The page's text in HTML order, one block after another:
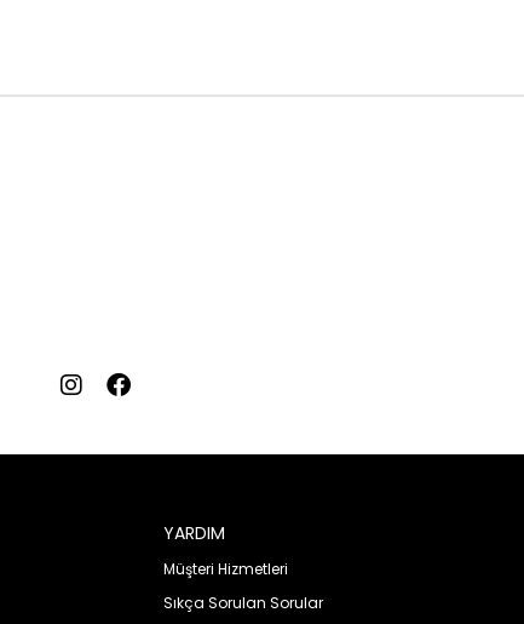
YARDIM
Müşteri Hizmetleri
Sıkça Sorulan Sorular